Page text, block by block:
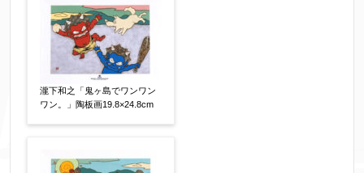
添付画像 【任意】
瀧下和之「鬼ヶ島でワンワン
ワン。」陶板画19.8×24.8cm